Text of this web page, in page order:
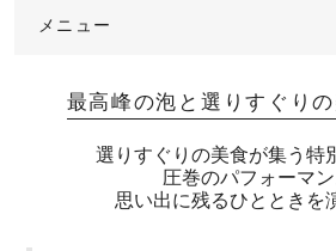
メニュー
最高峰の泡と選りすぐり
選りすぐりの美食が集う特
圧巻のパフォーマ
思い出に残るひとときを